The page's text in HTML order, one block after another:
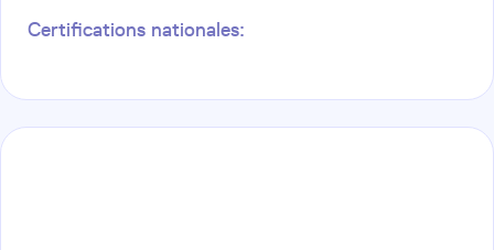
Certifications nationales: